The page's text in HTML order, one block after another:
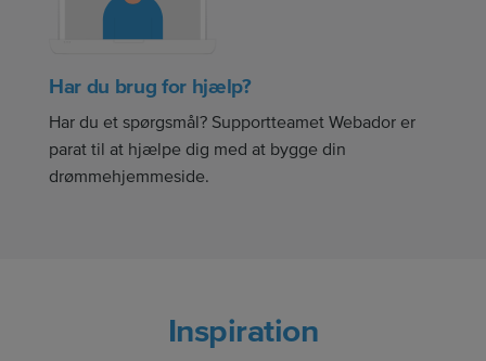
Har du brug for hjælp?
Har du et spørgsmål? Supportteamet Webador er
parat til at hjælpe dig med at bygge din
drømmehjemmeside.
Inspiration